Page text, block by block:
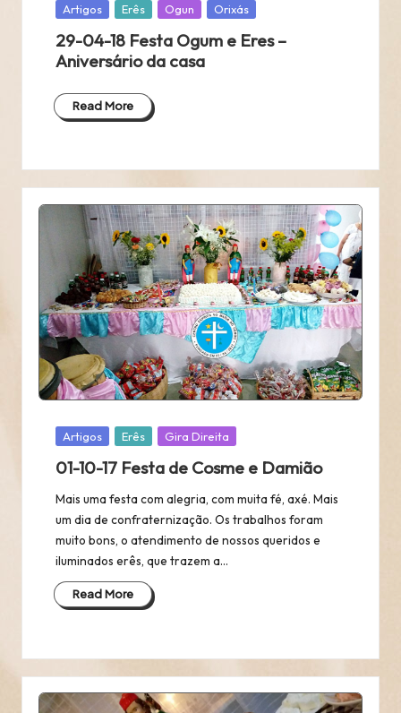
Posted
Artigos Erês Ogun Orixás
29-04-18 Festa Ogum e Eres –
Aniversário da casa
Read More
Posted
Artigos Erês Gira Direita
01-10-17 Festa de Cosme e Damião
Mais uma festa com alegria, com muita fé, axé. Mais
um dia de confraternização. Os trabalhos foram
muito bons, o atendimento de nossos queridos e
iluminados erês, que trazem a…
Read More